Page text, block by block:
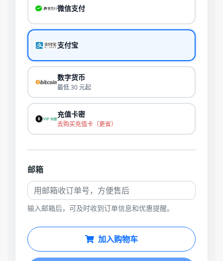
微信支付
支付宝
数字货币
最低 30 元起
充值卡密
去购买充值卡（更省）
邮箱
输入邮箱后，可及时收到订单信息和优惠提醒。
加入购物车